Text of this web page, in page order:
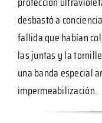
desbastó a
fallida que habían
las juntas y la
una banda especial
impermeabilización.